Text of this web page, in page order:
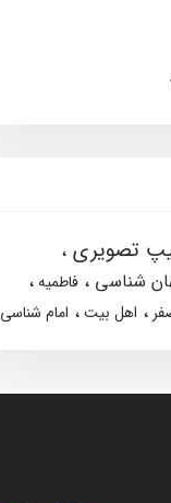
تصویری
شناسی
فاطمیه
اهل بیت امام شناسی